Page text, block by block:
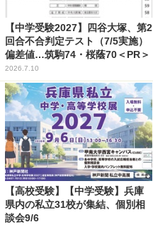
【中学受験2027】四谷大塚、第2
回合不合判定テスト（7/5実施）
偏差値…筑駒74・桜蔭70＜PR＞
2026.7.10
【高校受験】【中学受験】兵庫
県内の私立31校が集結、個別相
談会9/6